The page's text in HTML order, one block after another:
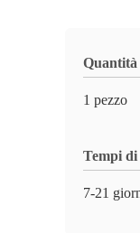
1 pezzo
Tempi di
7-21